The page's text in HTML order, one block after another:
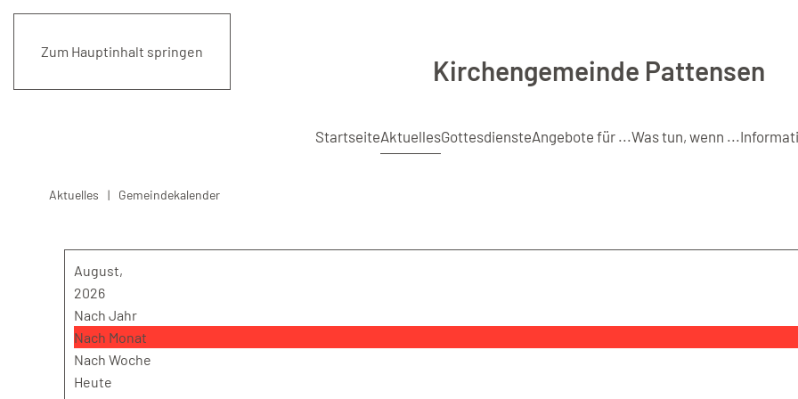
Zum Hauptinhalt springen
Kirchengemeinde Pattensen
StartseiteAktuellesGottesdiensteAngebote für ...Was tun, wenn ...
Aktuelles Gemeindekalender
August,
2026
Nach Jahr
Nach Monat
Nach Woche
Heute